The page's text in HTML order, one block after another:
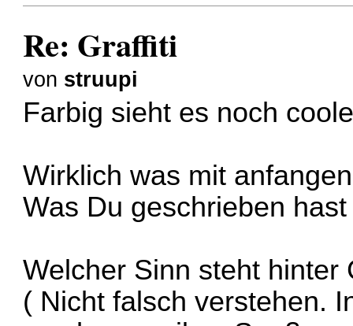
Re: Graffiti
von struupi
Farbig sieht es noch
Wirklich was mit
Was Du geschrieben
Welcher Sinn steht hinter
( Nicht falsch verstehen.